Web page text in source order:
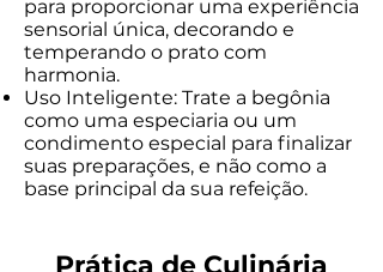
para proporcionar uma experiência
sensorial única, decorando e
temperando o prato com
harmonia.
Uso Inteligente: Trate a begônia
como uma especiaria ou um
condimento especial para finalizar
suas preparações, e não como a
base principal da sua refeição.
Prática de Culinária